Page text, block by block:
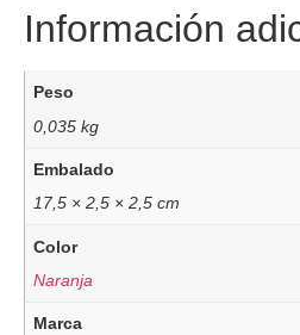
Información
Peso
0,035 kg
Embalado
17,5 × 2,5 × 2,5 cm
Color
Naranja
Marca